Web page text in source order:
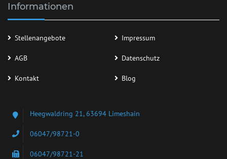
Informationen
Stellenangebote Impressum
AGB Datenschutz
Kontakt Blog
Heegwaldring 21, 63694 Limeshain
06047/98721-0
06047/98721-21